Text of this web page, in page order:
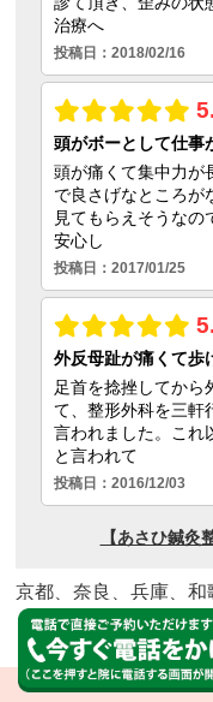
京都、奈良、兵庫、